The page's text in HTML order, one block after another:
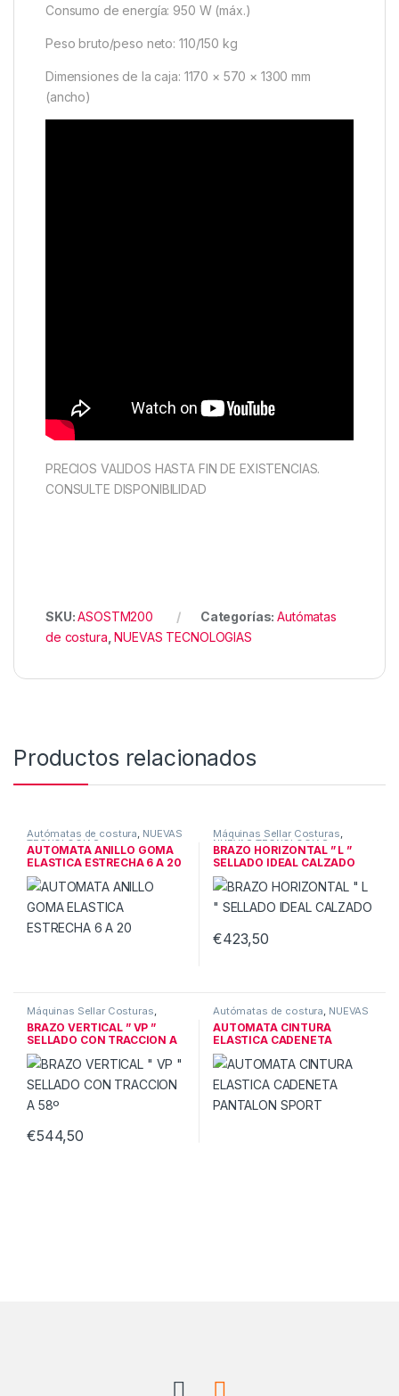
Consumo de energía: 950 W (máx.)
Peso bruto/peso neto: 110/150 kg
Dimensiones de la caja: 1170 × 570 × 1300 mm
(ancho)
PRECIOS VALIDOS HASTA FIN DE EXISTENCIAS.
CONSULTE DISPONIBILIDAD
SKU:ASOSTM200 Categorías:Autómatas
de costura, NUEVAS TECNOLOGIAS
Productos relacionados
Autómatas de costura, NUEVAS
TECNOLOGIAS
AUTOMATA ANILLO GOMA
ELASTICA ESTRECHA 6 A 20
Máquinas Sellar Costuras,
NUEVAS TECNOLOGIAS
BRAZO HORIZONTAL ” L ”
SELLADO IDEAL CALZADO
€423,50
Máquinas Sellar Costuras,
NUEVAS TECNOLOGIAS
BRAZO VERTICAL ” VP ”
SELLADO CON TRACCION A
58º
€544,50
Autómatas de costura, NUEVAS
TECNOLOGIAS
AUTOMATA CINTURA
ELASTICA CADENETA
PANTALON SPORT